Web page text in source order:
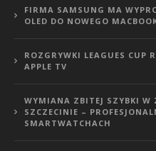
FIRMA SAMSUNG MA
OLED DO NOWEGO
ROZGRYWKI LEAGUES CUP
APPLE TV
WYMIANA ZBITEJ SZYBKI W
SZCZECINIE –
SMARTWATCHACH